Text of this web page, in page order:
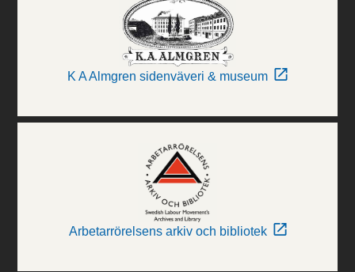
K A Almgren sidenväveri & museum
Arbetarrörelsens arkiv och bibliotek